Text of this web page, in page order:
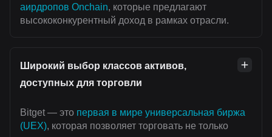
аирдропов Onchain, которые предлагают
высококонкурентный доход в рамках отрасли.
Широкий выбор классов активов,
доступных для торговли
Bitget — это первая в мире универсальная биржа
(UEX), которая позволяет торговать не только